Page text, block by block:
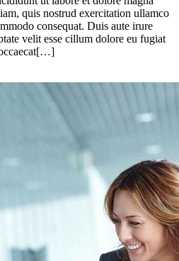
quis nostrud exercitation ullamco
consequat. Duis aute irure
velit esse cillum dolore eu fugiat